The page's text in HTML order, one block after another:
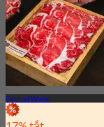
Central World